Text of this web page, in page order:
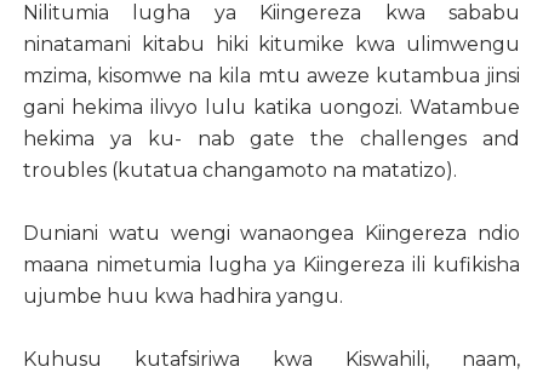
Nilitumia lugha ya Kiingereza kwa sababu
ninatamani kitabu hiki kitumike kwa ulimwengu
mzima, kisomwe na kila mtu aweze kutambua jinsi
gani hekima ilivyo lulu katika uongozi. Watambue
hekima ya ku- nab gate the challenges and
troubles (kutatua changamoto na matatizo).
Duniani watu wengi wanaongea Kiingereza ndio
maana nimetumia lugha ya Kiingereza ili kufikisha
ujumbe huu kwa hadhira yangu.
Kuhusu kutafsiriwa kwa Kiswahili, naam,